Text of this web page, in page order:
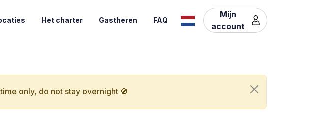
Het charter Gastheren FAQ
Mijn
account
only, do not stay overnight 🚫